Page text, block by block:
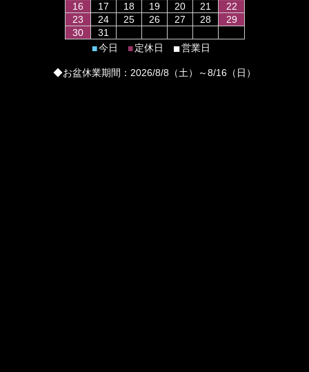
16
17 18 19 20 21
22
23
24 25 26 27 28
29
30
31
■今日 ■定休日 ■営業日
◆お盆休業期間：2026/8/8（土）～8/16（日）